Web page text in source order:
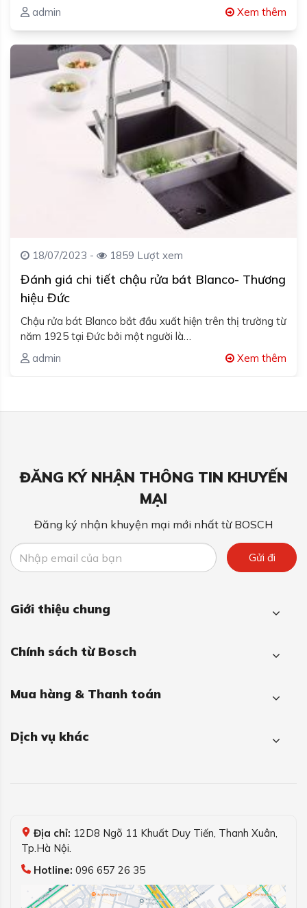
admin
Xem thêm
18/07/2023 - 1859 Lượt xem
Đánh giá chi tiết chậu rửa bát Blanco- Thương
hiệu Đức
Chậu rửa bát Blanco bắt đầu xuất hiện trên thị trường từ
năm 1925 tại Đức bởi một người là…
admin
Xem thêm
ĐĂNG KÝ NHẬN THÔNG TIN KHUYẾN
MẠI
Đăng ký nhận khuyện mại mới nhất từ BOSCH
Gửi đi
Giới thiệu chung
Chính sách từ Bosch
Mua hàng & Thanh toán
Dịch vụ khác
Địa chỉ: 12D8 Ngõ 11 Khuất Duy Tiến, Thanh Xuân,
Tp.Hà Nội.
Hotline: 096 657 26 35